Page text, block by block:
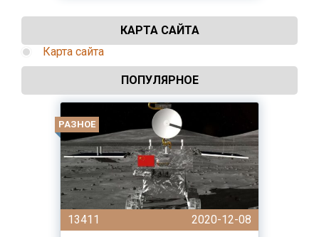
КАРТА САЙТА
Карта сайта
ПОПУЛЯРНОЕ
РАЗНОЕ
13411
2020-12-08